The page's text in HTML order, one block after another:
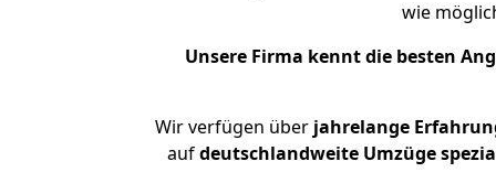
wie
Unsere Firma kennt die besten
Wir verfügen überjahrelange
aufdeutschlandweite Umzüge